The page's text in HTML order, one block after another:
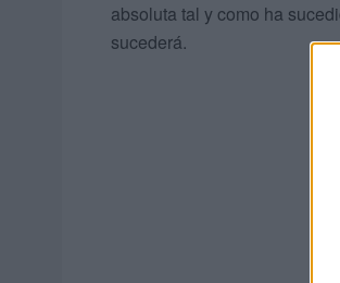
absoluta tal y como ha
sucederá.